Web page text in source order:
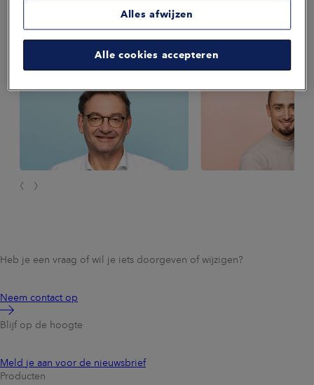
Onze gidsen helpen je verder
Of je aandachtspunt ligt bij vitaliteit, preventie, verzuim, re-
Heb je een vraag of wil je iets doorgeven of wijzigen?
Neem contact op
Blijf op de hoogte
Meld je aan voor de nieuwsbrief
Producten
Alles afwijzen
Alle cookies accepteren